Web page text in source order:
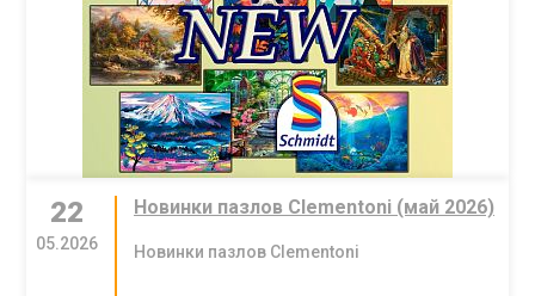
22
05.2026
Новинки пазлов Clementoni (май 2026)
Новинки пазлов Clementoni